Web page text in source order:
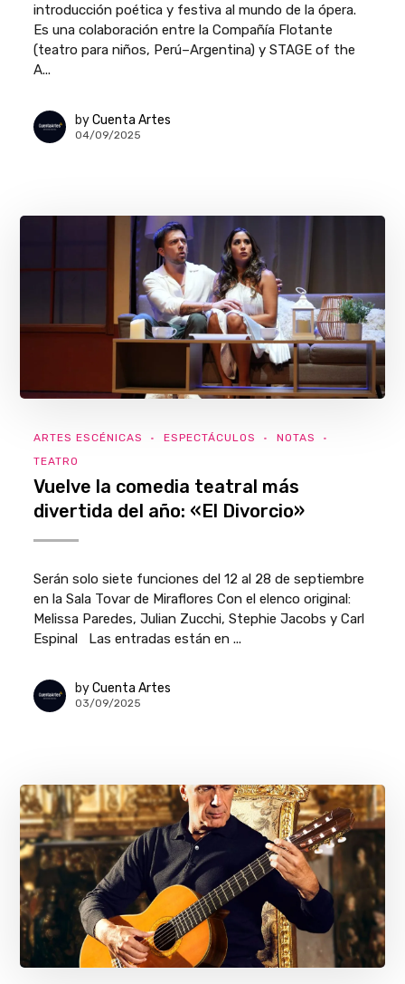
introducción poética y festiva al mundo de la ópera.
Es una colaboración entre la Compañía Flotante
(teatro para niños, Perú–Argentina) y STAGE of the
A...
by Cuenta Artes
04/09/2025
ARTES ESCÉNICAS ESPECTÁCULOS
NOTAS
TEATRO
Vuelve la comedia teatral más
divertida del año: «El Divorcio»
Serán solo siete funciones del 12 al 28 de septiembre
en la Sala Tovar de Miraflores Con el elenco original:
Melissa Paredes, Julian Zucchi, Stephie Jacobs y Carl
Espinal Las entradas están en ...
by Cuenta Artes
03/09/2025